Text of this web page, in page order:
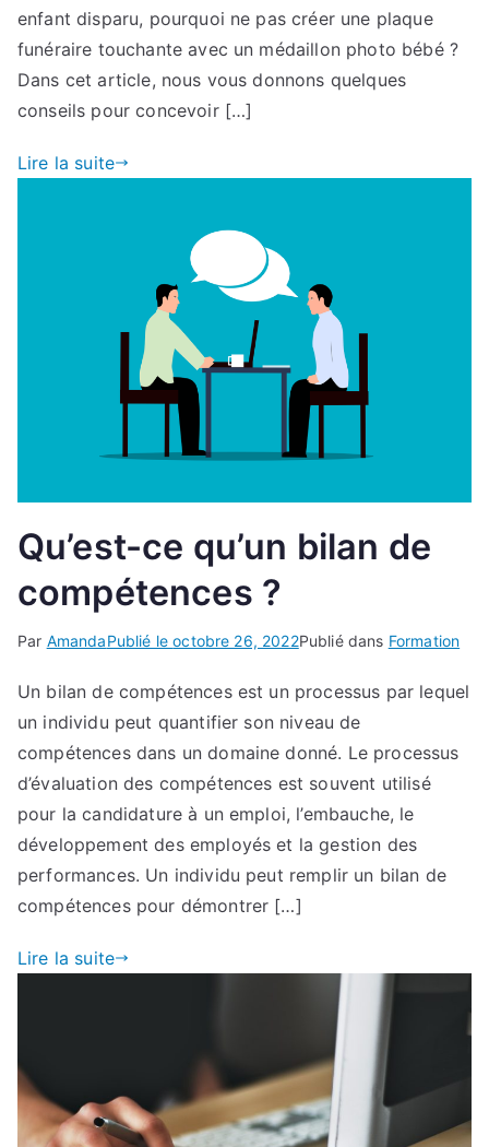
enfant disparu, pourquoi ne pas créer une plaque
funéraire touchante avec un médaillon photo bébé ?
Dans cet article, nous vous donnons quelques
conseils pour concevoir […]
Lire la suite
Qu’est-ce qu’un bilan de
compétences ?
Par AmandaPublié leoctobre 26, 2022Publié dans Formation
Un bilan de compétences est un processus par lequel
un individu peut quantifier son niveau de
compétences dans un domaine donné. Le processus
d’évaluation des compétences est souvent utilisé
pour la candidature à un emploi, l’embauche, le
développement des employés et la gestion des
performances. Un individu peut remplir un bilan de
compétences pour démontrer […]
Lire la suite